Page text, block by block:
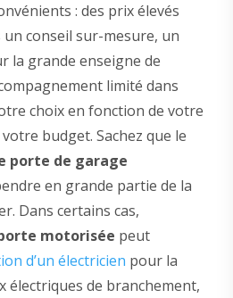
: des prix élevés
conseil sur-mesure, un
la grande enseigne de
limité dans
choix en fonction de votre
budget. Sachez que le
porte de garage
en grande partie de la
Dans certains cas,
motorisée peut
d’un électricien pour la
électriques de branchement,